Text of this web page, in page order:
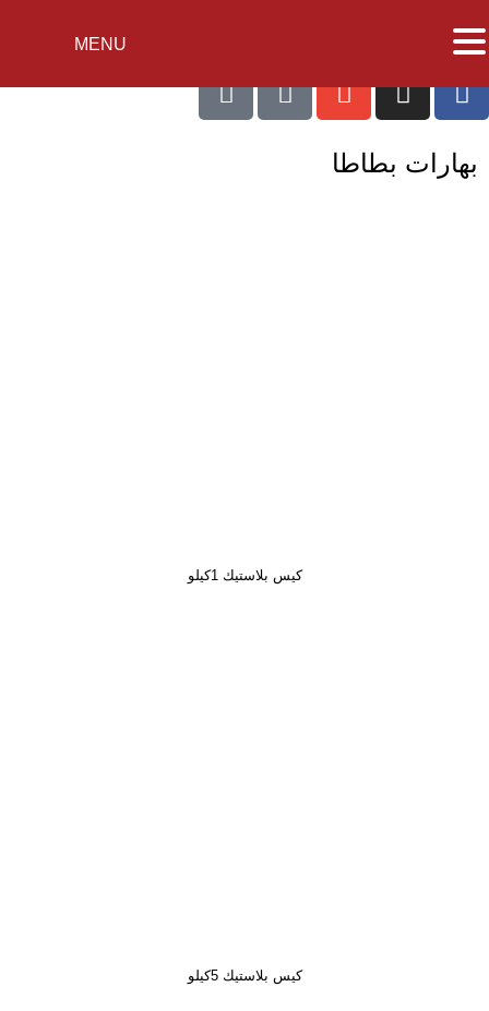
بهارات بطاطا
كيس بلاستيك 1كيلو
كيس بلاستيك 5كيلو
MENU